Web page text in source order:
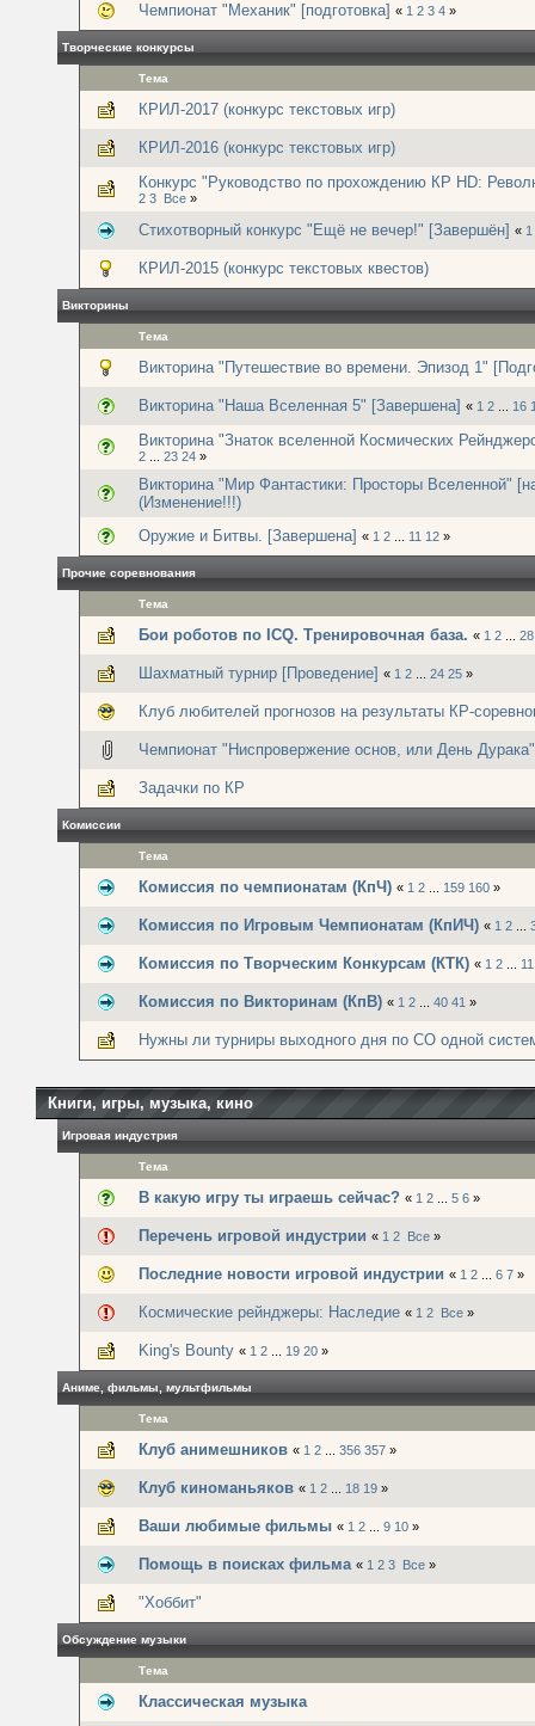
Чемпионат "Механик" [подготовка] « 1 2 3 4 »
Творческие конкурсы
Тема
КРИЛ-2017 (конкурс текстовых игр)
КРИЛ-2016 (конкурс текстовых игр)
Конкурс "Руководство по прохождению КР HD:
2 3 Все »
Стихотворный конкурс "Ещё не вечер!" [Завершён] « 1
КРИЛ-2015 (конкурс текстовых квестов)
Викторины
Тема
Викторина "Путешествие во времени. Эпизод 1"
Викторина "Наша Вселенная 5" [Завершена] « 1 2 16
Викторина "Знаток вселенной Космических
2 23 24 »
Викторина "Мир Фантастики: Просторы Вселенной"
(Изменение!!!)
Оружие и Битвы. [Завершена] « 1 2 11 12 »
Прочие соревнования
Тема
Бои роботов по ICQ. Тренировочная база. « 1 2 28
Шахматный турнир [Проведение] « 1 2 24 25 »
Клуб любителей прогнозов на результаты КР-
Чемпионат "Ниспровержение основ, или День
Задачки по КР
Комиссии
Тема
Комиссия по чемпионатам (КпЧ) « 1 2 159 160 »
Комиссия по Игровым Чемпионатам (КпИЧ) « 1 2
Комиссия по Творческим Конкурсам (КТК) « 1 2 11
Комиссия по Викторинам (КпВ) « 1 2 40 41 »
Нужны ли турниры выходного дня по СО одной
Книги, игры, музыка, кино
Игровая индустрия
Тема
В какую игру ты играешь сейчас? « 1 2 5 6 »
Перечень игровой индустрии « 1 2 Все »
Последние новости игровой индустрии « 1 2 6 7 »
Космические рейнджеры: Наследие « 1 2 Все »
King's Bounty « 1 2 19 20 »
Аниме, фильмы, мультфильмы
Тема
Клуб анимешников « 1 2 356 357 »
Клуб киноманьяков « 1 2 18 19 »
Ваши любимые фильмы « 1 2 9 10 »
Помощь в поисках фильма « 1 2 3 Все »
"Хоббит"
Обсуждение музыки
Тема
Классическая музыка